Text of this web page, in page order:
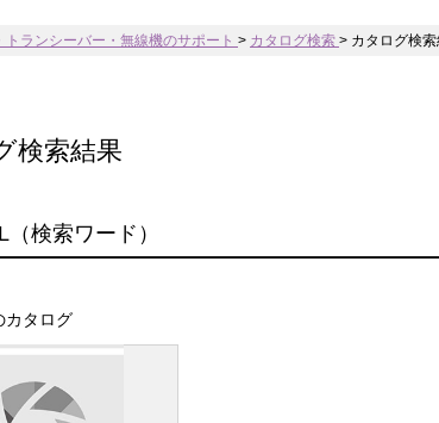
トランシーバー・無線機のサポート > カタログ検索 > カタログ検
検索結果
検索ワード）
カタログ